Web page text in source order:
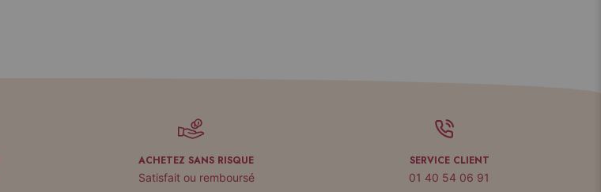
ACHETEZ SANS RISQUE
Satisfait ou remboursé
SERVICE CLIENT
01 40 54 06 91